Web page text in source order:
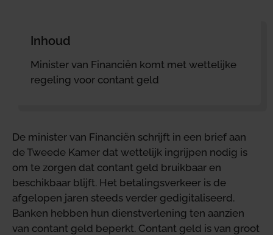
Inhoud
Minister van Financiën komt met wettelijke
regeling voor contant geld
De minister van Financiën schrijft in een brief aan
de Tweede Kamer dat wettelijk ingrijpen nodig is
om te zorgen dat contant geld bruikbaar en
beschikbaar blijft. Het betalingsverkeer is de
afgelopen jaren steeds verder gedigitaliseerd.
Banken hebben hun dienstverlening ten aanzien
van contant geld beperkt. Contant geld is van groot